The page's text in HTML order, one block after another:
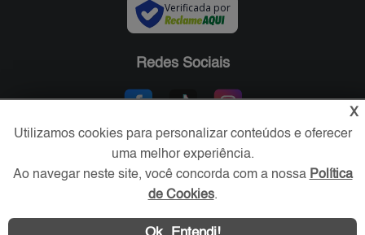
Verificada por
Redes Sociais
Área exclusiva aos anunciantes,
X
Utilizamos cookies para personalizar conteúdos e oferecer
uma melhor experiência.
Ao navegar neste site, você concorda com a nossa Política
de Cookies.